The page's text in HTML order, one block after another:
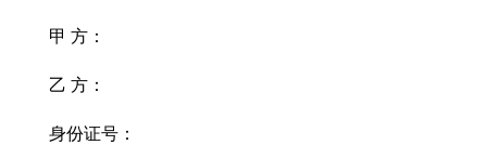
甲 方：
乙 方：
身份证号：